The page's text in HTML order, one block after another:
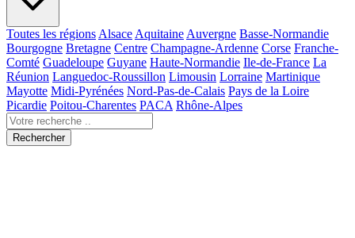
Toutes les régions Alsace Aquitaine Auvergne Basse-Normandie
Bourgogne Bretagne Centre Champagne-Ardenne Corse Franche-
Comté Guadeloupe Guyane Haute-Normandie Ile-de-France La
Réunion Languedoc-Roussillon Limousin Lorraine Martinique
Mayotte Midi-Pyrénées Nord-Pas-de-Calais Pays de la Loire
Picardie Poitou-Charentes PACA Rhône-Alpes
Rechercher